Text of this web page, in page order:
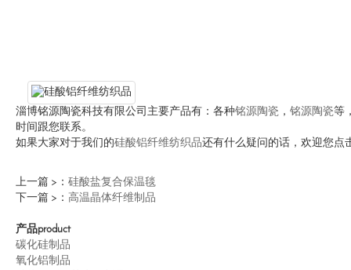
淄博铭源陶瓷科技有限公司主要产品有：各种铭源陶瓷 ， 铭源陶瓷等
时间跟您联系。
如果大家对于我们的硅酸铝纤维纺织品还有什么疑问的话，欢迎您点
上一篇 >： 硅酸盐复合保温毯
下一篇 >： 高温晶体纤维制品
产品product
碳化硅制品
氧化铝制品